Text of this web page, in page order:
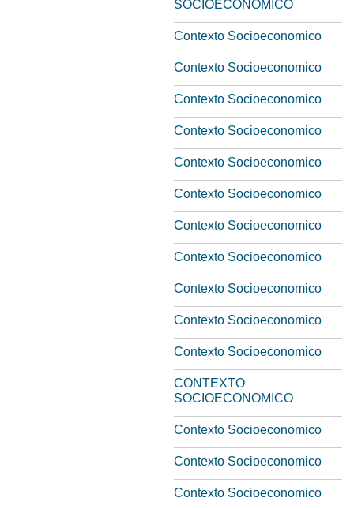
SOCIOECONOMICO
Contexto Socioeconomico
Contexto Socioeconomico
Contexto Socioeconomico
Contexto Socioeconomico
Contexto Socioeconomico
Contexto Socioeconomico
Contexto Socioeconomico
Contexto Socioeconomico
Contexto Socioeconomico
Contexto Socioeconomico
Contexto Socioeconomico
CONTEXTO
SOCIOECONOMICO
Contexto Socioeconomico
Contexto Socioeconomico
Contexto Socioeconomico